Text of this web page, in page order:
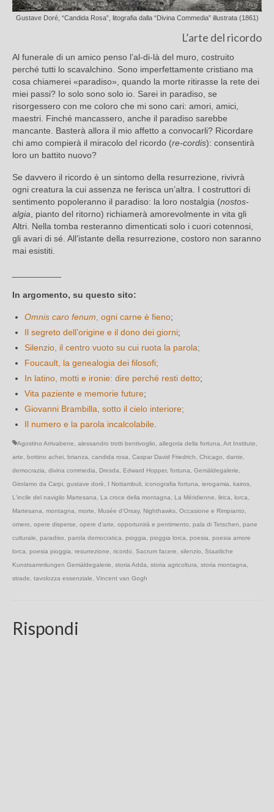
Gustave Doré, “Candida Rosa”, litografia dalla “Divina Commedia” illustrata (1861)
L’arte del ricordo
Al funerale di un amico penso l’al-di-là del muro, costruito
perché tutti lo scavalchino. Sono imperfettamente cristiano ma
cosa chiamerei «paradiso», quando la morte ritirasse la rete dei
miei passi? Io solo sono solo io. Sarei in paradiso, se
risorgessero con me coloro che mi sono cari: amori, amici,
maestri. Finché mancassero, anche il paradiso sarebbe
mancante. Basterà allora il mio affetto a convocarli? Ricordare
chi amo compierà il miracolo del ricordo (re-cordis): consentirà
loro un battito nuovo?
Se davvero il ricordo è un sintomo della resurrezione, rivivrà
ogni creatura la cui assenza ne ferisca un’altra. I costruttori di
sentimento popoleranno il paradiso: la loro nostalgia (nostos-
algia , pianto del ritorno) richiamerà amorevolmente in vita gli
Altri. Nella tomba resteranno dimenticati solo i cuori cotennosi,
gli avari di sé. All’istante della resurrezione, costoro non saranno
mai esistiti.
In argomento, su questo sito:
Omnis caro fenum , ogni carne è fieno;
Il segreto dell’origine e il dono dei giorni;
Silenzio, il centro vuoto su cui ruota la parola;
Foucault, la genealogia dei filosofi;
In latino, motti e ironie: dire perché resti detto;
Vita paziente e memorie future;
Giovanni Brambilla, sotto il cielo interiore;
Il numero e la parola incalcolabile
Agostino Arrivabene alessandro trotti bentivoglio allegoria della fortuna Art Institute
arte
bottino achei brianza candida rosa Caspar David Friedrich Chicago dante
democrazia
divina commedia Dresda Edward Hopper, fortuna Gemäldegalerie
Girolamo da Carpi gustave dorè I Nottambuli iconografia fortuna ierogamia kairos
L'incile del naviglio Martesana
La croce della montagna La Méridienne lirica lorca
Martesana
montagna morte Musée d’Orsay, Nighthawks Occasione e Rimpianto
omero
opere disperse opere d’arte opportunirà e pentimento pala di Tetschen
pane
culturale
paradiso parola democratica pioggia pioggia lorca poesia
poesia amore
lorca
poesia pioggia resurrezione ricordo Sacrum facere silenzio
Staatliche
Kunstsammlungen Gemäldegalerie
storia Adda storia agricoltura storia montagna
strade
tavolozza essenziale Vincent van Gogh
Rispondi